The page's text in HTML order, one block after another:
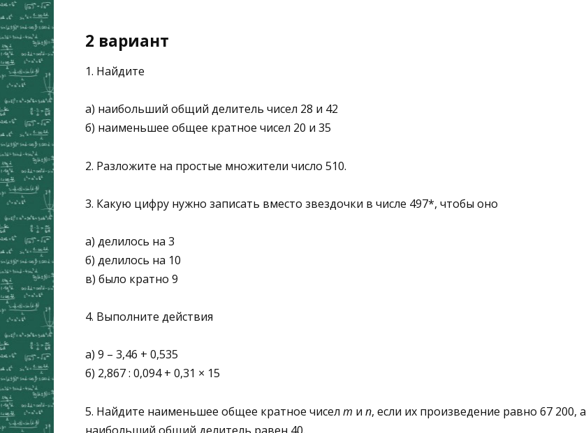
2 вариант
1. Найдите
а) наибольший общий делитель чисел 28 и 42
б) наименьшее общее кратное чисел 20 и 35
2. Разложите на простые множители число 510.
3. Какую цифру нужно записать вместо звездочки в числе 497*, чтобы оно
а) делилось на 3
б) делилось на 10
в) было кратно 9
4. Выполните действия
а) 9 – 3,46 + 0,535
б) 2,867 : 0,094 + 0,31 × 15
5. Найдите наименьшее общее кратное чисел m и n, если их произведение равно 67 200, а